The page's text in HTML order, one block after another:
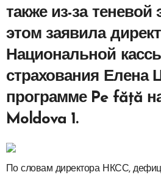
также из-за
этом заявила
Национальной
страхования
программе Pe făță
Moldova 1.
По словам директора НКСС, дефицит бюджета